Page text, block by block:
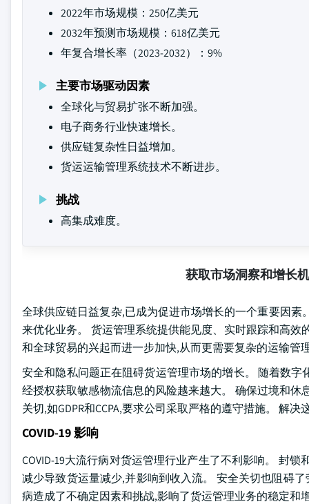
2022年市场规模：250亿美元
2032年预测市场规模：618亿美元
年复合增长率（2023-2032）：9%
主要市场驱动因素
全球化与贸易扩张不断加强。
电子商务行业快速增长。
供应链复杂性日益增加。
货运运输管理系统技术不断进步。
挑战
高集成难度。
获取市场洞察和增长
全球供应链日益复杂,已成为促进市场增长的一个重要因
来优化业务。 货运管理系统提供能见度、实时跟踪和高
和全球贸易的兴起而进一步加快,从而更需要复杂的运输管
安全和隐私问题正在阻碍货运管理市场的增长。 随着数
经授权获取敏感物流信息的风险越来越大。 确保过境和
关切,如GDPR和CCPA,要求公司采取严格的遵守措施。 解
COVID-19 影响
COVID-19大流行病对货运管理行业产生了不利影响。 封
减少导致货运量减少,并影响到收入流。 安全关切也阻碍
病造成了不确定因素和挑战,影响了货运管理业务的稳定和